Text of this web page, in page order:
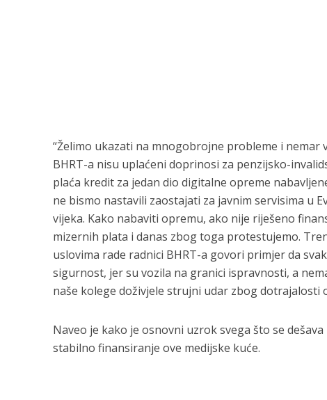
“Želimo ukazati na mnogobrojne probleme i
BHRT-a nisu uplaćeni doprinosi za penzijsko-
plaća kredit za jedan dio digitalne opreme
ne bismo nastavili zaostajati za javnim servisima u
vijeka. Kako nabaviti opremu, ako nije riješeno
mizernih plata i danas zbog toga protestujemo.
uslovima rade radnici BHRT-a govori primjer da
sigurnost, jer su vozila na granici ispravnosti, a
naše kolege doživjele strujni udar zbog dotrajalosti
Naveo je kako je osnovni uzrok svega što se
stabilno finansiranje ove medijske kuće.